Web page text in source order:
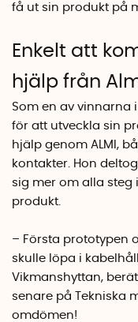
få ut sin produkt på
Enkelt att
hjälp från
Som en av vinnarna
för att utveckla sin
hjälp genom ALMI,
kontakter. Hon
sig mer om alla steg
produkt.
– Första prototypen
skulle löpa i
Vikmanshyttan,
senare på Tekniska
omdömen!